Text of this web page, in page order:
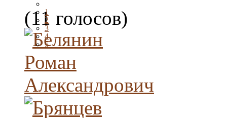
1
2
3
4
5
(11 голосов)